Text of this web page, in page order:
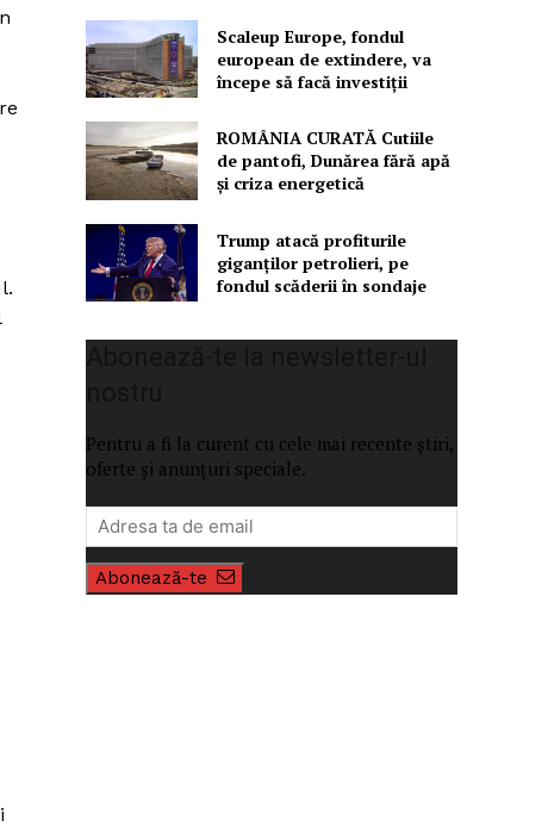
Scaleup Europe, fondul
european de extindere, va
începe să facă investiții
ROMÂNIA CURATĂ Cutiile
de pantofi, Dunărea fără apă
și criza energetică
Trump atacă profiturile
giganților petrolieri, pe
fondul scăderii în sondaje
Pentru a fi la curent cu cele mai recente știri,
oferte și anunțuri speciale.
Abonează-te